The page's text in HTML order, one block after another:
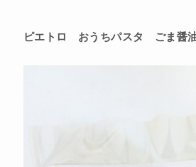
ピエトロ おうちパスタ ごま醤